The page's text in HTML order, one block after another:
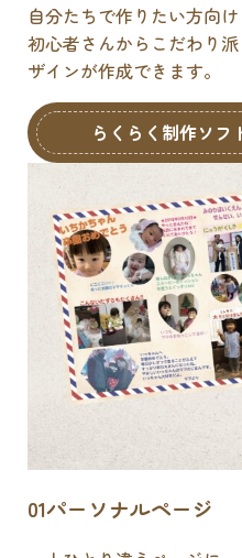
自分たちで作りたい方向
初心者さんからこだわり
ザインが作成できます。
らくらく制作ソフ
01パーソナルページ